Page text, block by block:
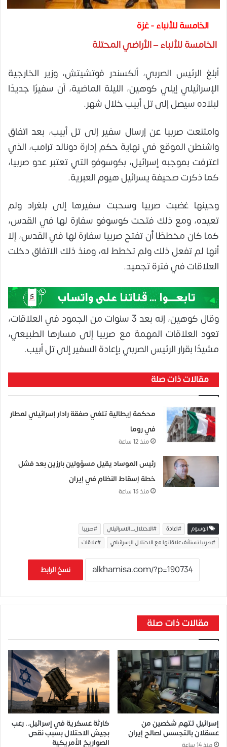
الخامسة للأنباء - غزة
الخامسة للأنباء – الأراضي المحتلة
أبلغ الرئيس الصربي، ألكسندر فوتشيتش، وزير الخارجية
الإسرائيلي إيلي كوهين، الليلة الماضية، أن سفيرًا جديدًا
لبلاده سيصل إلى تل أبيب خلال شهر.
وامتنعت صربيا عن إرسال سفير إلى تل أبيب، بعد اتفاق
واشنطن الموقع في نهاية حكم إدارة دونالد ترامب، الذي
اعترفت بموجبه إسرائيل، بكوسوفو التي تعتبر عدو صربيا،
كما ذكرت صحيفة يسرائيل هيوم العبرية.
وحينها غضبت صربيا وسحبت سفيرها إلى بلغراد ولم
تعيده، ومع ذلك فتحت كوسوفو سفارة لها في القدس،
كما كان مخططًا أن تفتح صربيا سفارة لها في القدس، إلا
أنها لم تفعل ذلك ولم تخطط له، ومنذ ذلك الاتفاق دخلت
العلاقات في فترة تجميد.
وقال كوهين، إنه بعد 3 سنوات من الجمود في العلاقات،
تعود العلاقات المهمة مع صربيا إلى مسارها الطبيعي،
مشيدًا بقرار الرئيس الصربي بإعادة السفير إلى تل أبيب.
مقالات ذات صلة
محكمة إيطالية تلغي صفقة رادار إسرائيلي لمطار
في روما
منذ 12 ساعة
رئيس الموساد يقيل مسؤولين بارزين بعد فشل
خطة إسقاط النظام في إيران
منذ 13 ساعة
الوسوم #اعادة #الاحتلال_الاسرائيلي
#صربيا
#صربيا تستأنف علاقاتها مع الاحتلال الإسرائيلي
#علاقات
نسخ الرابط
مقالات ذات صلة
إسرائيل تتهم شخصين من
عسقلان بالتجسس لصالح إيران
كارثة عسكرية في إسرائيل.. رعب
بجيش الاحتلال بسبب نقص
الصواريخ الأمريكية